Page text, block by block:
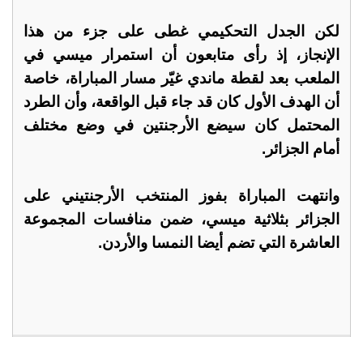
لكن الجدل التحكيمي غطى على جزء من هذا
الإنجاز، إذ رأى متابعون أن استمرار ميسي في
الملعب بعد لقطة ماندي غيّر مسار المباراة، خاصة
أن الهدف الأول كان قد جاء قبل الواقعة، وأن الطرد
المحتمل كان سيضع الأرجنتين في وضع مختلف
أمام الجزائر.
وانتهت المباراة بفوز المنتخب الأرجنتيني على
الجزائر بثلاثية ميسي، ضمن منافسات المجموعة
العاشرة التي تضم أيضا النمسا والأردن.